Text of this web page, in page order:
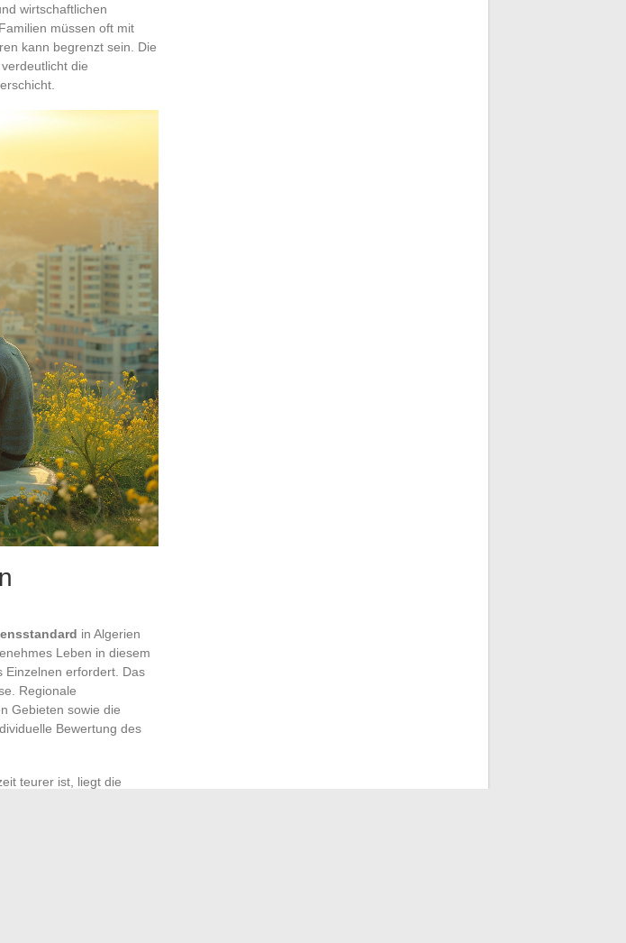
wirtschaftlichen
müssen oft mit
kann begrenzt sein. Die
die
in Algerien
Leben in diesem
Einzelnen erfordert. Das
Regionale
Gebieten sowie die
Bewertung des
teurer ist, liegt die